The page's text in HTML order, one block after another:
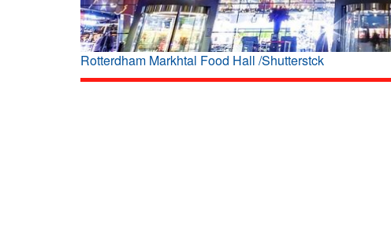
Rotterdham Markhtal Food Hall /Shutterstck